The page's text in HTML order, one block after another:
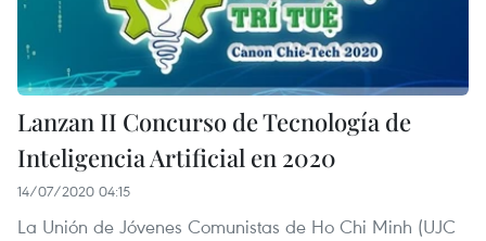
Lanzan II Concurso de Tecnología de
Inteligencia Artificial en 2020
14/07/2020 04:15
La Unión de Jóvenes Comunistas de Ho Chi Minh (UJC